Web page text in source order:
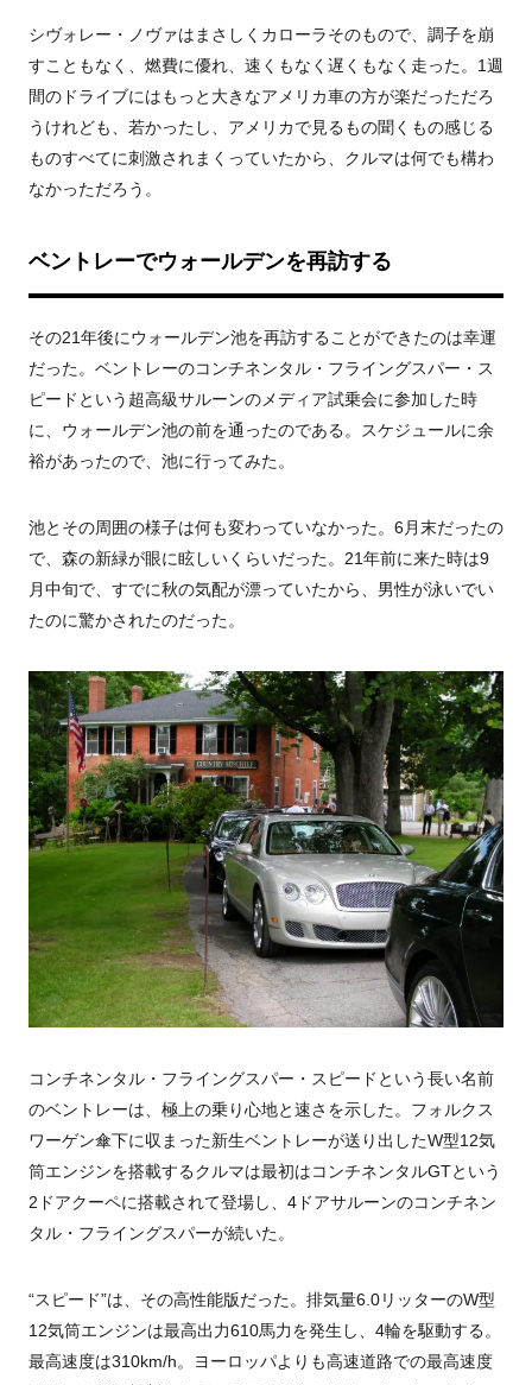
シヴォレー・ノヴァはまさしくカローラそのもので、調子を崩
すこともなく、燃費に優れ、速くもなく遅くもなく走った。1週
間のドライブにはもっと大きなアメリカ車の方が楽だっただろ
うけれども、若かったし、アメリカで見るもの聞くもの感じる
ものすべてに刺激されまくっていたから、クルマは何でも構わ
なかっただろう。
ベントレーでウォールデンを再訪する
その21年後にウォールデン池を再訪することができたのは幸運
だった。ベントレーのコンチネンタル・フライングスパー・ス
ピードという超高級サルーンのメディア試乗会に参加した時
に、ウォールデン池の前を通ったのである。スケジュールに余
裕があったので、池に行ってみた。
池とその周囲の様子は何も変わっていなかった。6月末だったの
で、森の新緑が眼に眩しいくらいだった。21年前に来た時は9
月中旬で、すでに秋の気配が漂っていたから、男性が泳いでい
たのに驚かされたのだった。
コンチネンタル・フライングスパー・スピードという長い名前
のベントレーは、極上の乗り心地と速さを示した。フォルクス
ワーゲン傘下に収まった新生ベントレーが送り出したW型12気
筒エンジンを搭載するクルマは最初はコンチネンタルGTという
2ドアクーペに搭載されて登場し、4ドアサルーンのコンチネン
タル・フライングスパーが続いた。
“スピード”は、その高性能版だった。排気量6.0リッターのW型
12気筒エンジンは最高出力610馬力を発生し、4輪を駆動する。
最高速度は310km/h。ヨーロッパよりも高速道路での最高速度